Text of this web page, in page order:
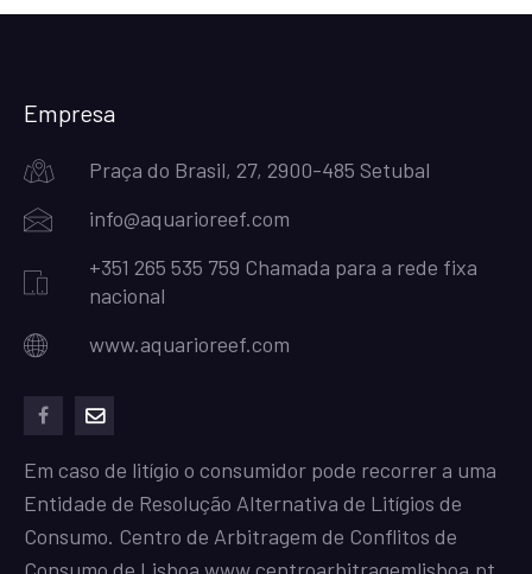
Empresa
Praça do Brasil, 27, 2900-485 Setubal
info@aquarioreef.com
+351 265 535 759 Chamada para a rede fixa
nacional
www.aquarioreef.com
Em caso de litígio o consumidor pode recorrer a uma
Entidade de Resolução Alternativa de Litígios de
Consumo. Centro de Arbitragem de Conflitos de
Consumo de Lisboa www.centroarbitragemlisboa.pt